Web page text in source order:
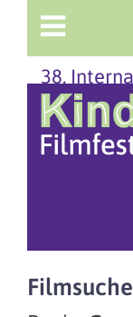
38.
Filmsuche